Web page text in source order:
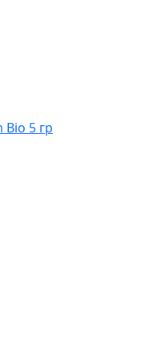
5 гр